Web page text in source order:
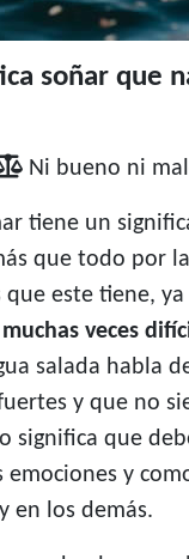
soñar que
Ni bueno ni
tiene un
que todo por
que este tiene,
muchas veces
salada habla
y que no
significa que
y
en los demás.